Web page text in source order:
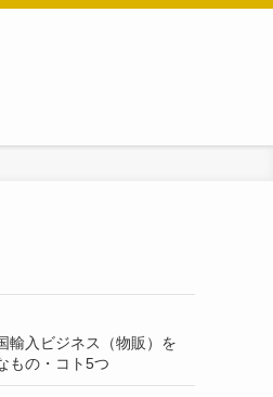
輸入ビジネス（物販）を
もの・コト5つ